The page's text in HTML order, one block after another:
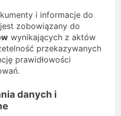
i informacje do
zobowiązany do
wynikających z aktów
przekazywanych
prawidłowości
danych i